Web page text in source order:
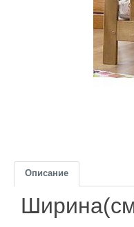
Описание